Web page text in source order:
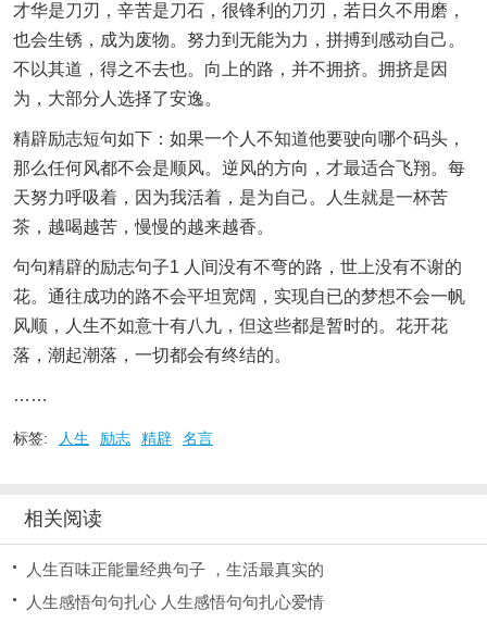
才华是刀刃，辛苦是刀石，很锋利的刀刃，若日久不用磨，
也会生锈，成为废物。努力到无能为力，拼搏到感动自己。
不以其道，得之不去也。向上的路，并不拥挤。拥挤是因
为，大部分人选择了安逸。
精辟励志短句如下：如果一个人不知道他要驶向哪个码头，
那么任何风都不会是顺风。逆风的方向，才最适合飞翔。每
天努力呼吸着，因为我活着，是为自己。人生就是一杯苦
茶，越喝越苦，慢慢的越来越香。
句句精辟的励志句子1 人间没有不弯的路，世上没有不谢的
花。通往成功的路不会平坦宽阔，实现自已的梦想不会一帆
风顺，人生不如意十有八九，但这些都是暂时的。花开花
落，潮起潮落，一切都会有终结的。
……
标签: 人生 励志 精辟 名言
相关阅读
人生百味正能量经典句子 ，生活最真实的
人生感悟句句扎心 人生感悟句句扎心爱情